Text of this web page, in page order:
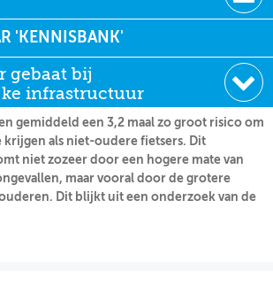
'KENNISBANK'
gebaat bij
infrastructuur
Fietsberaad
04-2010
gemiddeld een 3,2 maal zo groot risico om
krijgen als niet-oudere fietsers. Dit
niet zozeer door een hogere mate van
maar vooral door de grotere
Dit blijkt uit een onderzoek van de